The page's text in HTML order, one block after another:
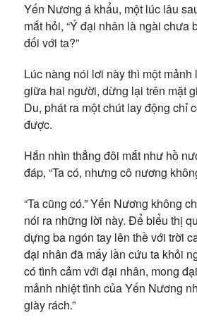
Yến Nương á khẩu, một lúc lâu
mắt hỏi, “Ý đại nhân là ngài chưa
đối với ta?”
Lúc nàng nói lơi này thì một mảnh
giữa hai người, dừng lại trên mặt
Du, phát ra một chút lay động chỉ
được.
Hắn nhìn thẳng đôi mắt như hồ
đáp, “Ta có, nhưng cô nương
“Ta cũng có.” Yến Nương không
nói ra những lời này. Để biểu thị
dựng ba ngón tay lên thề với trời
đại nhân đã mấy lần cứu ta khỏi
có tình cảm với đại nhân, mong
mảnh nhiệt tình của Yến Nương
giày rách.”